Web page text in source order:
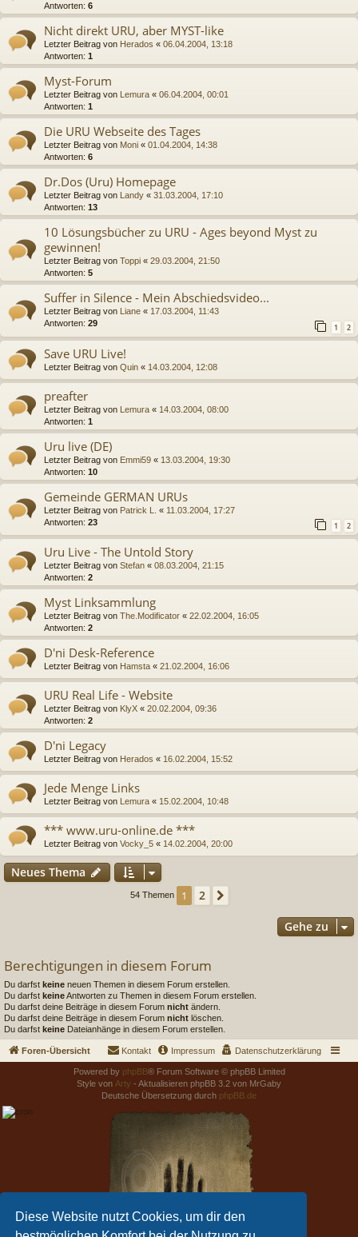
Diese Website nutzt Cookies, um dir den
Antworten: 6
Nicht direkt URU, aber MYST-like
Letzter Beitrag von Herados « 06.04.2004, 13:18
Antworten: 1
Myst-Forum
Letzter Beitrag von Lemura « 06.04.2004, 00:01
Antworten: 1
Die URU Webseite des Tages
Letzter Beitrag von Moni « 01.04.2004, 14:38
Antworten: 6
Dr.Dos (Uru) Homepage
Letzter Beitrag von Landy « 31.03.2004, 17:10
Antworten: 13
10 Lösungsbücher zu URU - Ages beyond Myst zu
gewinnen!
Letzter Beitrag von Toppi « 29.03.2004, 21:50
Antworten: 5
Suffer in Silence - Mein Abschiedsvideo...
Letzter Beitrag von Liane « 17.03.2004, 11:43
Antworten: 29 1 2
Save URU Live!
Letzter Beitrag von Quin « 14.03.2004, 12:08
preafter
Letzter Beitrag von Lemura « 14.03.2004, 08:00
Antworten: 1
Uru live (DE)
Letzter Beitrag von Emmi59 « 13.03.2004, 19:30
Antworten: 10
Gemeinde GERMAN URUs
Letzter Beitrag von Patrick L. « 11.03.2004, 17:27
Antworten: 23 1 2
Uru Live - The Untold Story
Letzter Beitrag von Stefan « 08.03.2004, 21:15
Antworten: 2
Myst Linksammlung
Letzter Beitrag von The.Modificator « 22.02.2004, 16:05
Antworten: 2
D'ni Desk-Reference
Letzter Beitrag von Hamsta « 21.02.2004, 16:06
URU Real Life - Website
Letzter Beitrag von KlyX « 20.02.2004, 09:36
Antworten: 2
D'ni Legacy
Letzter Beitrag von Herados « 16.02.2004, 15:52
Jede Menge Links
Letzter Beitrag von Lemura « 15.02.2004, 10:48
*** www.uru-online.de ***
Letzter Beitrag von Vocky_5 « 14.02.2004, 20:00
Neues Thema
54 Themen 1 2
Gehe zu
Berechtigungen in diesem Forum
Du darfst keine neuen Themen in diesem Forum erstellen.
Du darfst keineAntworten zu Themen in diesem Forum erstellen.
Du darfst deine Beiträge in diesem Forum nicht ändern.
Du darfst deine Beiträge in diesem Forum nicht löschen.
Du darfst keine Dateianhänge in diesem Forum erstellen.
Foren-Übersicht Datenschutzerklärung
Impressum
Kontakt
Powered by phpBB® Forum Software © phpBB Limited
Style von Arty - Aktualisieren phpBB 3.2 von MrGaby
Deutsche Übersetzung durch phpBB.de